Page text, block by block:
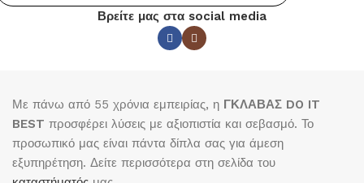
Βρείτε μας στα social media
Με πάνω από 55 χρόνια εμπειρίας, η ΓΚΛΑΒΑΣ DO IT
BEST προσφέρει λύσεις με αξιοπιστία και σεβασμό. Το
προσωπικό μας είναι πάντα δίπλα σας για άμεση
εξυπηρέτηση. Δείτε περισσότερα στη σελίδα του